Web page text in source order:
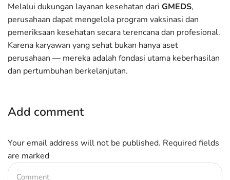
Melalui dukungan layanan kesehatan dari GMEDS,
perusahaan dapat mengelola program vaksinasi dan
pemeriksaan kesehatan secara terencana dan profesional.
Karena karyawan yang sehat bukan hanya aset
perusahaan — mereka adalah fondasi utama keberhasilan
dan pertumbuhan berkelanjutan.
Add comment
Your email address will not be published. Required fields
are marked